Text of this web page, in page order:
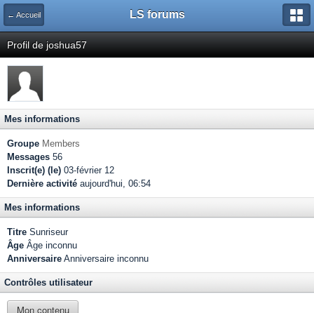
← Accueil LS forums
Profil de joshua57
Mes informations
Groupe Members
Messages 56
Inscrit(e) (le) 03-février 12
Dernière activité aujourd'hui, 06:54
Mes informations
Titre Sunriseur
Âge Âge inconnu
Anniversaire Anniversaire inconnu
Contrôles utilisateur
Mon contenu